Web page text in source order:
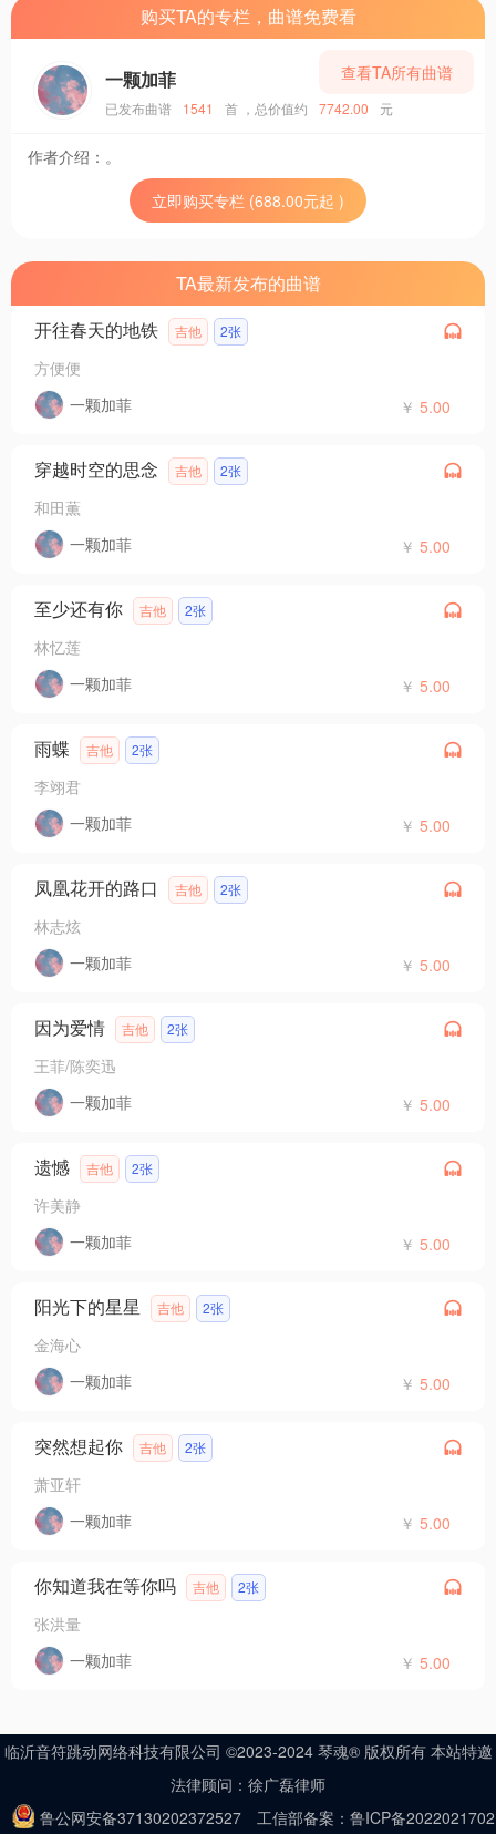
购买TA的专栏，曲谱免费看
一颗加菲 查看TA所有曲谱
已发布曲谱 1541 首 ，总价值约 7742.00 元
作者介绍： 。
立即购买专栏 (688.00元起 )
TA最新发布的曲谱
开往春天的地铁
吉他 2张
方便便
一颗加菲
￥ 5.00
穿越时空的思念 吉他 2张
和田薫
一颗加菲
￥ 5.00
至少还有你 吉他 2张
林忆莲
一颗加菲
￥ 5.00
雨蝶 吉他 2张
李翊君
一颗加菲
￥ 5.00
凤凰花开的路口 吉他 2张
林志炫
一颗加菲
￥ 5.00
因为爱情 吉他 2张
王菲/陈奕迅
一颗加菲
￥ 5.00
遗憾 吉他 2张
许美静
一颗加菲
￥ 5.00
阳光下的星星 吉他 2张
金海心
一颗加菲
￥ 5.00
突然想起你 吉他 2张
萧亚轩
一颗加菲
￥ 5.00
你知道我在等你吗 吉他 2张
张洪量
一颗加菲
￥ 5.00
临沂音符跳动网络科技有限公司 ©2023-2024 琴魂® 版权所有 本站特邀
法律顾问：徐广磊律师
鲁公网安备37130202372527
工信部备案：鲁ICP备2022021702